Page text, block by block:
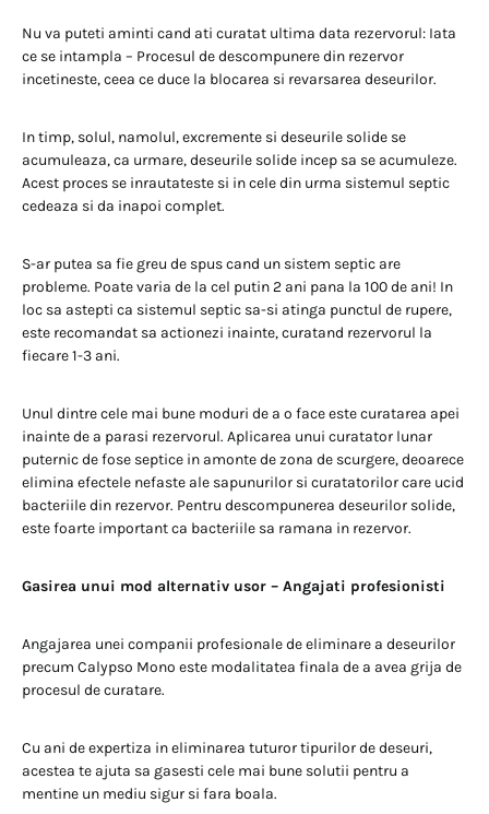
Nu va puteti aminti cand ati curatat ultima data rezervorul: Iata
ce se intampla – Procesul de descompunere din rezervor
incetineste, ceea ce duce la blocarea si revarsarea deseurilor.
In timp, solul, namolul, excremente si deseurile solide se
acumuleaza, ca urmare, deseurile solide incep sa se acumuleze.
Acest proces se inrautateste si in cele din urma sistemul septic
cedeaza si da inapoi complet.
S-ar putea sa fie greu de spus cand un sistem septic are
probleme. Poate varia de la cel putin 2 ani pana la 100 de ani! In
loc sa astepti ca sistemul septic sa-si atinga punctul de rupere,
este recomandat sa actionezi inainte, curatand rezervorul la
fiecare 1-3 ani.
Unul dintre cele mai bune moduri de a o face este curatarea apei
inainte de a parasi rezervorul. Aplicarea unui curatator lunar
puternic de fose septice in amonte de zona de scurgere, deoarece
elimina efectele nefaste ale sapunurilor si curatatorilor care ucid
bacteriile din rezervor. Pentru descompunerea deseurilor solide,
este foarte important ca bacteriile sa ramana in rezervor.
Gasirea unui mod alternativ usor – Angajati profesionisti
Angajarea unei companii profesionale de eliminare a deseurilor
precum Calypso Mono este modalitatea finala de a avea grija de
procesul de curatare.
Cu ani de expertiza in eliminarea tuturor tipurilor de deseuri,
acestea te ajuta sa gasesti cele mai bune solutii pentru a
mentine un mediu sigur si fara boala.